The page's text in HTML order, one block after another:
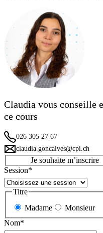
Claudia vous conseille
ce cours
026 305 27 67
claudia.goncalves@cpi.ch
Je souhaite m’inscrire
Session*
Titre
Madame
Monsieur
Nom*